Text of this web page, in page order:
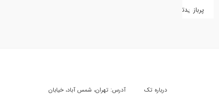
کفش
پربازدیدترین
درباره تک
آدرس: تهران، شمس آباد، خیابان